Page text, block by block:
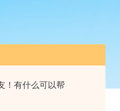
！有什么可以帮